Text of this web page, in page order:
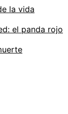
la vida
el panda rojo